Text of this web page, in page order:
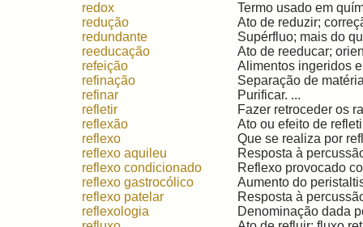
redox
Termo usado em
redução
Ato de reduzir;
redundante
Supérfluo; mais do
reeducação
Ato de reeducar;
refeição
Alimentos ingeridos
refinação
Separação de
refinar
Purificar. ...
refletir
Fazer retroceder os
reflexão
Ato ou efeito de
reflexo
Que se realiza por
reflexo aquileu
Resposta à
reflexo condicionado
Reflexo provocado
reflexo gastrocólico
Aumento do
reflexo patelar
Resposta à
reflexologia
Denominação dada